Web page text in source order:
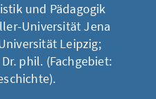
und Pädagogik
Universität Jena
Leipzig;
phil. (Fachgebiet: